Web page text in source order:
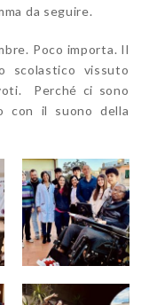
da seguire.
Poco importa. Il
scolastico vissuto
Perché ci sono
con il suono della